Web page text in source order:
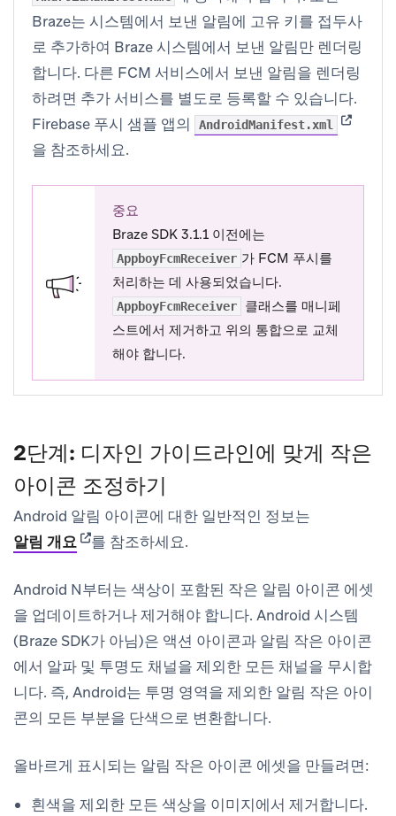
Braze는 시스템에서 보낸 알림에 고유 키를 접두사
로 추가하여 Braze 시스템에서 보낸 알림만 렌더링
합니다. 다른 FCM 서비스에서 보낸 알림을 렌더링
하려면 추가 서비스를 별도로 등록할 수 있습니다.
Firebase 푸시 샘플 앱의
AndroidManifest.xml
(opens
을 참조하세요.
중요
Braze SDK 3.1.1 이전에는
AppboyFcmReceiver 가 FCM 푸시를
처리하는 데 사용되었습니다.
AppboyFcmReceiver
클래스를 매니페
스트에서 제거하고 위의 통합으로 교체
해야 합니다.
2단계: 디자인 가이드라인에 맞게 작은
아이콘 조정하기
Android 알림 아이콘에 대한 일반적인 정보는
알림 개요(opens in new tab)
를 참조하세요.
Android N부터는 색상이 포함된 작은 알림 아이콘 에셋
을 업데이트하거나 제거해야 합니다. Android 시스템
(Braze SDK가 아님)은 액션 아이콘과 알림 작은 아이콘
에서 알파 및 투명도 채널을 제외한 모든 채널을 무시합
니다. 즉, Android는 투명 영역을 제외한 알림 작은 아이
콘의 모든 부분을 단색으로 변환합니다.
올바르게 표시되는 알림 작은 아이콘 에셋을 만들려면:
흰색을 제외한 모든 색상을 이미지에서 제거합니다.